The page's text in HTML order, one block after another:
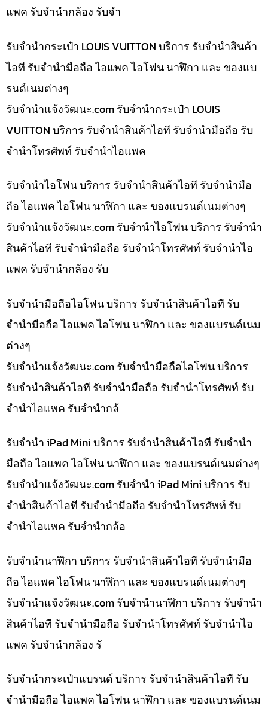
แพค รับจำนำกล้อง รับจำ
รับจำนำกระเป๋า LOUIS VUITTON บริการ รับจำนำสินค้า
ไอที รับจำนำมือถือ ไอแพค ไอโฟน นาฬิกา และ ของแบ
รนด์เนมต่างๆ
รับจํานําแจ้งวัฒนะ.com รับจำนำกระเป๋า LOUIS
VUITTON บริการ รับจำนำสินค้าไอที รับจำนำมือถือ รับ
จำนำโทรศัพท์ รับจำนำไอแพค
รับจำนำไอโฟน บริการ รับจำนำสินค้าไอที รับจำนำมือ
ถือ ไอแพค ไอโฟน นาฬิกา และ ของแบรนด์เนมต่างๆ
รับจํานําแจ้งวัฒนะ.com รับจำนำไอโฟน บริการ รับจำนำ
สินค้าไอที รับจำนำมือถือ รับจำนำโทรศัพท์ รับจำนำไอ
แพค รับจำนำกล้อง รับ
รับจำนำมือถือไอโฟน บริการ รับจำนำสินค้าไอที รับ
จำนำมือถือ ไอแพค ไอโฟน นาฬิกา และ ของแบรนด์เนม
ต่างๆ
รับจํานําแจ้งวัฒนะ.com รับจำนำมือถือไอโฟน บริการ
รับจำนำสินค้าไอที รับจำนำมือถือ รับจำนำโทรศัพท์ รับ
จำนำไอแพค รับจำนำกล้
รับจำนำ iPad Mini บริการ รับจำนำสินค้าไอที รับจำนำ
มือถือ ไอแพค ไอโฟน นาฬิกา และ ของแบรนด์เนมต่างๆ
รับจํานําแจ้งวัฒนะ.com รับจำนำ iPad Mini บริการ รับ
จำนำสินค้าไอที รับจำนำมือถือ รับจำนำโทรศัพท์ รับ
จำนำไอแพค รับจำนำกล้อ
รับจำนำนาฬิกา บริการ รับจำนำสินค้าไอที รับจำนำมือ
ถือ ไอแพค ไอโฟน นาฬิกา และ ของแบรนด์เนมต่างๆ
รับจํานําแจ้งวัฒนะ.com รับจำนำนาฬิกา บริการ รับจำนำ
สินค้าไอที รับจำนำมือถือ รับจำนำโทรศัพท์ รับจำนำไอ
แพค รับจำนำกล้อง รั
รับจำนำกระเป๋าแบรนด์ บริการ รับจำนำสินค้าไอที รับ
จำนำมือถือ ไอแพค ไอโฟน นาฬิกา และ ของแบรนด์เนม